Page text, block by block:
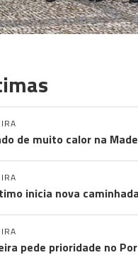
de muito calor na
inicia nova
pede prioridade no